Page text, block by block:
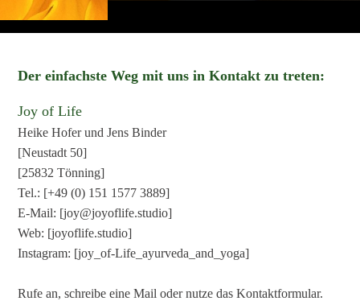
Der einfachste Weg mit uns in Kontakt zu treten:
Joy of Life
Heike Hofer und Jens Binder
[Neustadt 50]
[25832 Tönning]
Tel.: [+49 (0) 151 1577 3889]
E-Mail: [joy@joyoflife.studio]
Web: [joyoflife.studio]
Instagram: [joy_of-Life_ayurveda_and_yoga]
Rufe an, schreibe eine Mail oder nutze das Kontaktformular.